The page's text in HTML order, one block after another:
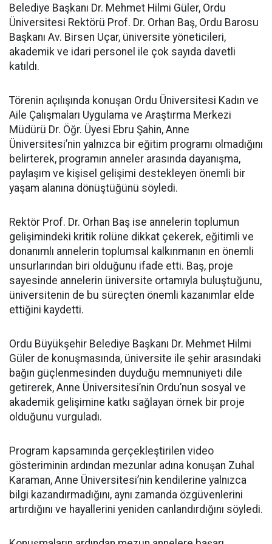
Belediye Başkanı Dr. Mehmet Hilmi Güler, Ordu
Üniversitesi Rektörü Prof. Dr. Orhan Baş, Ordu Barosu
Başkanı Av. Birsen Uçar, üniversite yöneticileri,
akademik ve idari personel ile çok sayıda davetli
katıldı.
Törenin açılışında konuşan Ordu Üniversitesi Kadın ve
Aile Çalışmaları Uygulama ve Araştırma Merkezi
Müdürü Dr. Öğr. Üyesi Ebru Şahin, Anne
Üniversitesi’nin yalnızca bir eğitim programı olmadığını
belirterek, programın anneler arasında dayanışma,
paylaşım ve kişisel gelişimi destekleyen önemli bir
yaşam alanına dönüştüğünü söyledi.
Rektör Prof. Dr. Orhan Baş ise annelerin toplumun
gelişimindeki kritik rolüne dikkat çekerek, eğitimli ve
donanımlı annelerin toplumsal kalkınmanın en önemli
unsurlarından biri olduğunu ifade etti. Baş, proje
sayesinde annelerin üniversite ortamıyla buluştuğunu,
üniversitenin de bu süreçten önemli kazanımlar elde
ettiğini kaydetti.
Ordu Büyükşehir Belediye Başkanı Dr. Mehmet Hilmi
Güler de konuşmasında, üniversite ile şehir arasındaki
bağın güçlenmesinden duyduğu memnuniyeti dile
getirerek, Anne Üniversitesi’nin Ordu’nun sosyal ve
akademik gelişimine katkı sağlayan örnek bir proje
olduğunu vurguladı.
Program kapsamında gerçekleştirilen video
gösteriminin ardından mezunlar adına konuşan Zuhal
Karaman, Anne Üniversitesi’nin kendilerine yalnızca
bilgi kazandırmadığını, aynı zamanda özgüvenlerini
artırdığını ve hayallerini yeniden canlandırdığını söyledi.